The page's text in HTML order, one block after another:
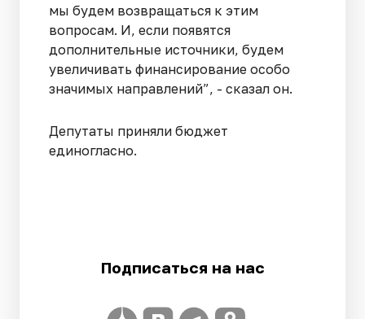
мы будем возвращаться к этим
вопросам. И, если появятся
дополнительные источники, будем
увеличивать финансирование особо
значимых направлений”, - сказал он.
Депутаты приняли бюджет
единогласно.
Подписаться на нас